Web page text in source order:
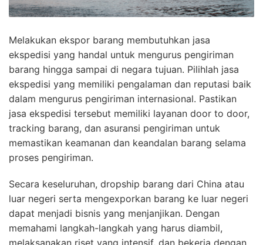
Melakukan ekspor barang membutuhkan jasa
ekspedisi yang handal untuk mengurus pengiriman
barang hingga sampai di negara tujuan. Pilihlah jasa
ekspedisi yang memiliki pengalaman dan reputasi baik
dalam mengurus pengiriman internasional. Pastikan
jasa ekspedisi tersebut memiliki layanan door to door,
tracking barang, dan asuransi pengiriman untuk
memastikan keamanan dan keandalan barang selama
proses pengiriman.
Secara keseluruhan, dropship barang dari China atau
luar negeri serta mengexporkan barang ke luar negeri
dapat menjadi bisnis yang menjanjikan. Dengan
memahami langkah-langkah yang harus diambil,